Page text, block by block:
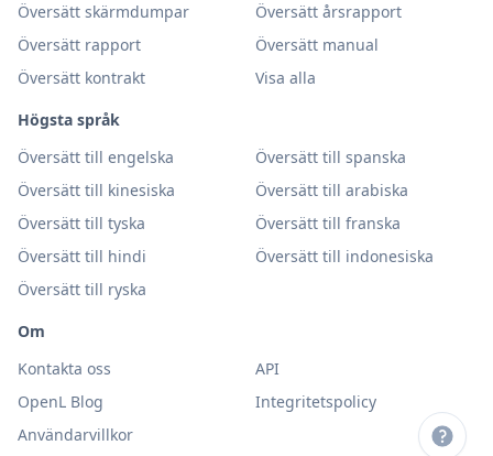
Översätt skärmdumpar
Översätt årsrapport
Översätt rapport
Översätt manual
Översätt kontrakt
Visa alla
Högsta språk
Översätt till engelska
Översätt till spanska
Översätt till kinesiska
Översätt till arabiska
Översätt till tyska
Översätt till franska
Översätt till hindi
Översätt till indonesiska
Översätt till ryska
Om
Kontakta oss
API
OpenL Blog
Integritetspolicy
Användarvillkor